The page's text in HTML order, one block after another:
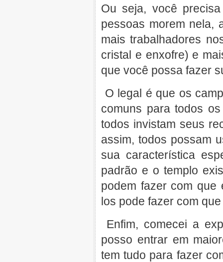
Ou seja, você
pessoas morem nela,
mais trabalhadores
cristal e enxofre) e
que você possa fazer
O legal é que os
comuns para todos
todos invistam seus
assim, todos possam
sua característica
padrão e o templo
podem fazer com que
los pode fazer com
Enfim, comecei a
posso entrar em
tem tudo para fazer